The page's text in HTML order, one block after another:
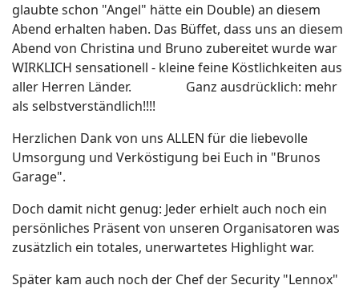
glaubte schon "Angel" hätte ein Double) an diesem
Abend erhalten haben. Das Büffet, dass uns an diesem
Abend von Christina und Bruno zubereitet wurde war
WIRKLICH sensationell - kleine feine Köstlichkeiten aus
aller Herren Länder. Ganz ausdrücklich: mehr
als selbstverständlich!!!!
Herzlichen Dank von uns ALLEN für die liebevolle
Umsorgung und Verköstigung bei Euch in "Brunos
Garage".
Doch damit nicht genug: Jeder erhielt auch noch ein
persönliches Präsent von unseren Organisatoren was
zusätzlich ein totales, unerwartetes Highlight war.
Später kam auch noch der Chef der Security "Lennox"